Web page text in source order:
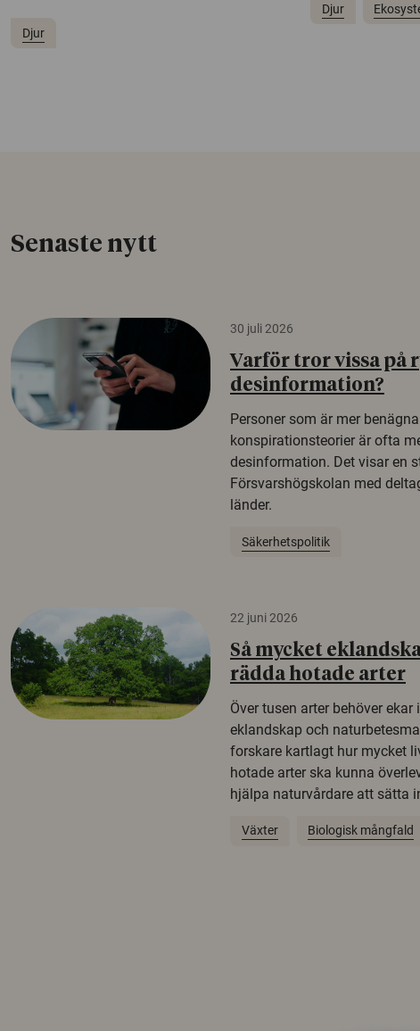
Djur
Djur
Senaste nytt
30 juli 2026
Varför tror vissa på
desinformation?
Personer som är mer
konspirationsteorier är ofta
desinformation. Det visar en
Försvarshögskolan med
länder.
Säkerhetspolitik
22 juni 2026
Så mycket
rädda hotade arter
Över tusen arter behöver
eklandskap och
forskare kartlagt hur mycket
hotade arter ska kunna
hjälpa naturvårdare att sätta
Växter Biologisk mångfald